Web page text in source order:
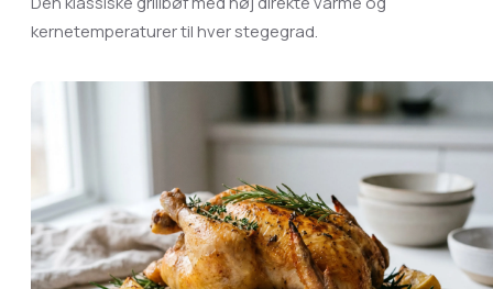
kernetemperaturer til hver stegegrad.